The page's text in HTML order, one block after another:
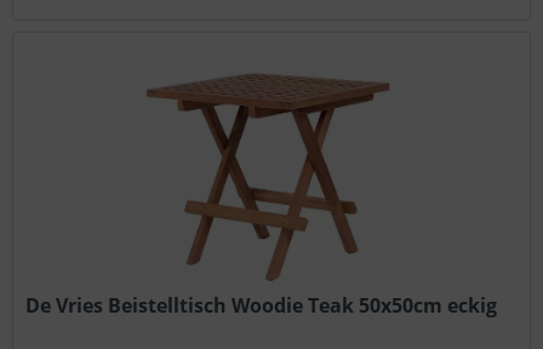
De Vries Beistelltisch Woodie Teak 50x50cm eckig